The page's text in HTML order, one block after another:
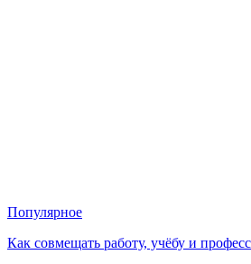
Популярное
Как совмещать работу, учёбу и